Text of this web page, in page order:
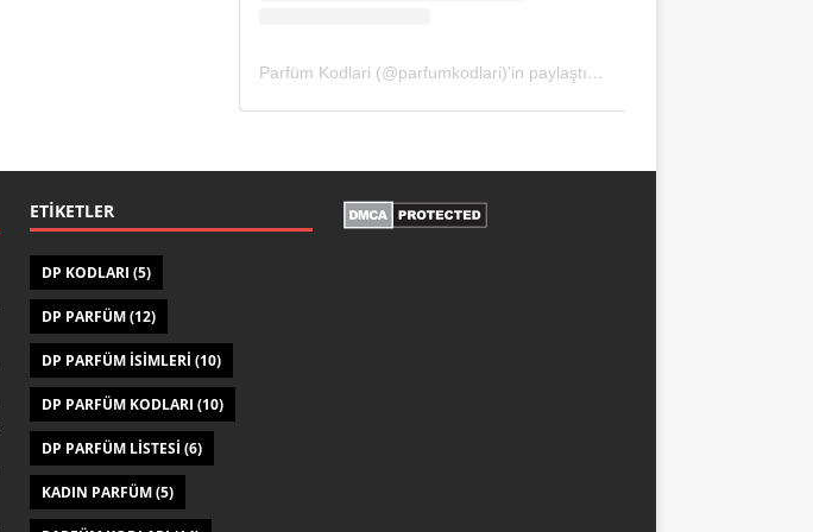
Parfüm Kodlari (@parfumkodlari)'in paylaştığı bir gönderi
ETIKETLER
DP KODLARI (5)
DP PARFÜM(12)
DP PARFÜM ISIMLERI (10)
DP PARFÜM KODLARI (10)
DP PARFÜM LISTESI (6)
KADIN PARFÜM(5)